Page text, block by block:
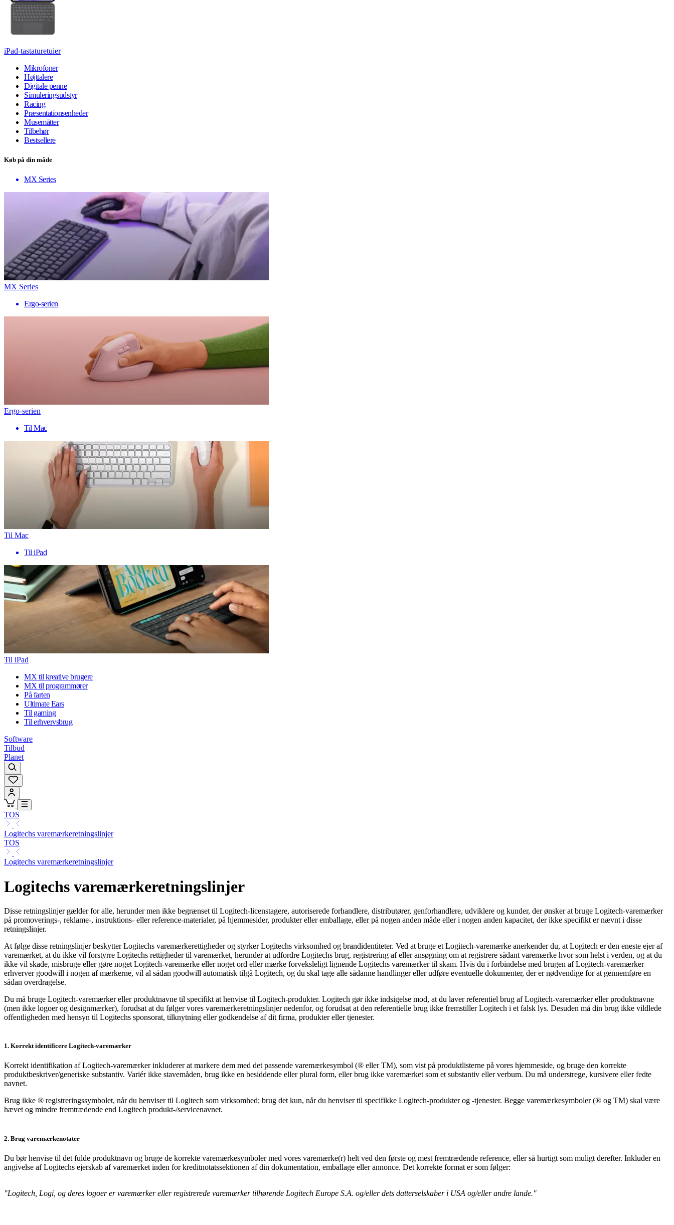
iPad-tastaturetuier
Mikrofoner
Højttalere
Digitale penne
Simuleringsudstyr
Racing
Præsentationsenheder
Musemåtter
Tilbehør
Bestsellere
Køb på din måde
MX Series
MX Series
Ergo-serien
Ergo-serien
Til Mac
Til Mac
Til iPad
Til iPad
MX til kreative brugere
MX til programmører
På farten
Ultimate Ears
Til gaming
Til erhvervsbrug
Software
Tilbud
Planet
TOS
Logitechs varemærkeretningslinjer
TOS
Logitechs varemærkeretningslinjer
Logitechs varemærkeretningslinjer
Disse retningslinjer gælder for alle, herunder men ikke begrænset til Logitech-licenstagere, autoriserede forhandlere, distributører, genforhandlere, udviklere og kunder, der ønsker at bruge Logitech-varemærker
på promoverings-, reklame-, instruktions- eller reference-materialer, på hjemmesider, produkter eller emballage, eller på nogen anden måde eller i nogen anden kapacitet, der ikke specifikt er nævnt i disse
retningslinjer.
At følge disse retningslinjer beskytter Logitechs varemærkerettigheder og styrker Logitechs virksomhed og brandidentiteter. Ved at bruge et Logitech-varemærke anerkender du, at Logitech er den eneste ejer af
varemærket, at du ikke vil forstyrre Logitechs rettigheder til varemærket, herunder at udfordre Logitechs brug, registrering af eller ansøgning om at registrere sådant varemærke hvor som helst i verden, og at du
ikke vil skade, misbruge eller gøre noget Logitech-varemærke eller noget ord eller mærke forveksleligt lignende Logitechs varemærker til skam. Hvis du i forbindelse med brugen af Logitech-varemærker
erhverver goodwill i nogen af mærkerne, vil al sådan goodwill automatisk tilgå Logitech, og du skal tage alle sådanne handlinger eller udføre eventuelle dokumenter, der er nødvendige for at gennemføre en
sådan overdragelse.
Du må bruge Logitech-varemærker eller produktnavne til specifikt at henvise til Logitech-produkter. Logitech gør ikke indsigelse mod, at du laver referentiel brug af Logitech-varemærker eller produktnavne
(men ikke logoer og designmærker), forudsat at du følger vores varemærkeretningslinjer nedenfor, og forudsat at den referentielle brug ikke fremstiller Logitech i et falsk lys. Desuden må din brug ikke vildlede
offentligheden med hensyn til Logitechs sponsorat, tilknytning eller godkendelse af dit firma, produkter eller tjenester.
1. Korrekt identificere Logitech-varemærker
Korrekt identifikation af Logitech-varemærker inkluderer at markere dem med det passende varemærkesymbol (® eller TM), som vist på produktlisterne på vores hjemmeside, og bruge den korrekte
produktbeskriver/generiske substantiv. Variér ikke stavemåden, brug ikke en besiddende eller plural form, eller brug ikke varemærket som et substantiv eller verbum. Du må understrege, kursivere eller fedte
navnet.
Brug ikke ® registreringssymbolet, når du henviser til Logitech som virksomhed; brug det kun, når du henviser til specifikke Logitech-produkter og -tjenester. Begge varemærkesymboler (® og TM) skal være
hævet og mindre fremtrædende end Logitech produkt-/servicenavnet.
2. Brug varemærkenotater
Du bør henvise til det fulde produktnavn og bruge de korrekte varemærkesymboler med vores varemærke(r) helt ved den første og mest fremtrædende reference, eller så hurtigt som muligt derefter. Inkluder en
angivelse af Logitechs ejerskab af varemærket inden for kreditnotatssektionen af din dokumentation, emballage eller annonce. Det korrekte format er som følger:
"Logitech, Logi, og deres logoer er varemærker eller registrerede varemærker tilhørende Logitech Europe S.A. og/eller dets datterselskaber i USA og/eller andre lande."